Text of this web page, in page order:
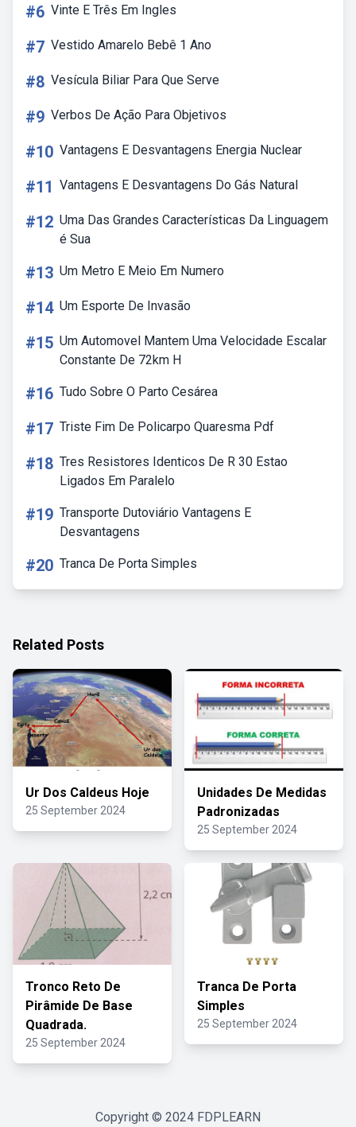
#6 Vinte E Três Em Ingles
#7 Vestido Amarelo Bebê 1 Ano
#8 Vesícula Biliar Para Que Serve
#9 Verbos De Ação Para Objetivos
#10 Vantagens E Desvantagens Energia Nuclear
#11 Vantagens E Desvantagens Do Gás Natural
#12 Uma Das Grandes Características Da Linguagem
é Sua
#13 Um Metro E Meio Em Numero
#14 Um Esporte De Invasão
#15 Um Automovel Mantem Uma Velocidade Escalar
Constante De 72km H
#16 Tudo Sobre O Parto Cesárea
#17 Triste Fim De Policarpo Quaresma Pdf
#18 Tres Resistores Identicos De R 30 Estao
Ligados Em Paralelo
#19 Transporte Dutoviário Vantagens E
Desvantagens
#20 Tranca De Porta Simples
Related Posts
Ur Dos Caldeus Hoje
25 September 2024
Unidades De Medidas
Padronizadas
25 September 2024
Tronco Reto De
Pirâmide De Base
Quadrada.
25 September 2024
Tranca De Porta
Simples
25 September 2024
Copyright © 2024 FDPLEARN